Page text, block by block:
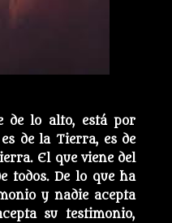
de lo alto, está por
de la Tierra, es de
El que viene del
todos. De lo que ha
y nadie acepta
su testimonio,